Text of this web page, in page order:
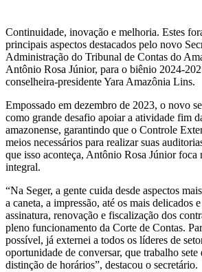
Continuidade, inovação e melhoria. Estes
principais aspectos destacados pelo novo
Administração do Tribunal de Contas do
Antônio Rosa Júnior, para o biênio 2024-
conselheira-presidente Yara Amazônia Lins.
Empossado em dezembro de 2023, o novo
como grande desafio apoiar a atividade fim
amazonense, garantindo que o Controle
meios necessários para realizar suas
que isso aconteça, Antônio Rosa Júnior foca
integral.
“Na Seger, a gente cuida desde aspectos
a caneta, a impressão, até os mais delicados
assinatura, renovação e fiscalização dos
pleno funcionamento da Corte de Contas.
possível, já externei a todos os líderes de
oportunidade de conversar, que trabalho sete
distinção de horários”, destacou o secretário.